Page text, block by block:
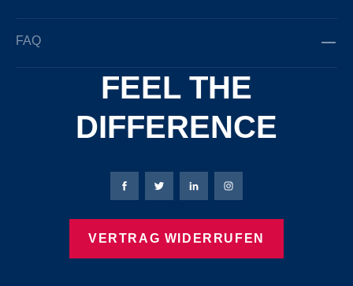
FAQ
FEEL THE
DIFFERENCE
Bierbaum-Proenen Facebook-Seite
Bierbaum-Proenen Twitter Seite
Bierbaum-Proenen LinkedIn
Bierbaum-Proenen
VERTRAG WIDERRUFEN